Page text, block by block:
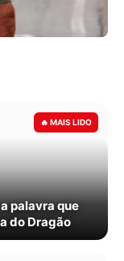
palavra que
do Dragão